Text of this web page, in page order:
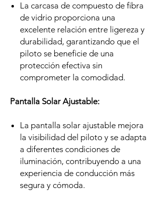
La carcasa de compuesto de fibra
de vidrio proporciona una
excelente relación entre ligereza y
durabilidad, garantizando que el
piloto se beneficie de una
protección efectiva sin
comprometer la comodidad.
Pantalla Solar Ajustable:
La pantalla solar ajustable mejora
la visibilidad del piloto y se adapta
a diferentes condiciones de
iluminación, contribuyendo a una
experiencia de conducción más
segura y cómoda.